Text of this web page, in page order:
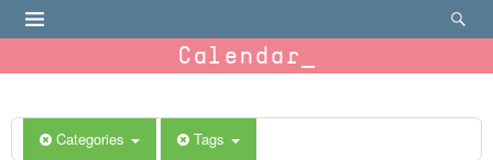
Calendar
Categories Tags
6:00 am